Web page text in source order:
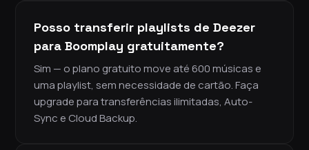
Posso transferir playlists de Deezer
para Boomplay gratuitamente?
Sim — o plano gratuito move até 600 músicas e
uma playlist, sem necessidade de cartão. Faça
upgrade para transferências ilimitadas, Auto-
Sync e Cloud Backup.